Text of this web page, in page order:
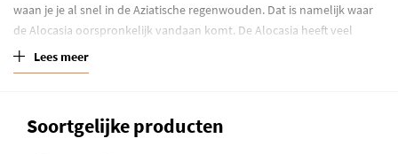
waan je je al snel in de Aziatische regenwouden. Dat is namelijk waar
de Alocasia oorspronkelijk vandaan komt. De Alocasia heeft veel
verschillende soorten en maten, maar één ding hebben ze gemeen:
prachtige grote bladeren in de vorm van een Olifantsoor. De Alocasia
door het donkere blad met witte nerven.
Lees meer
Soortgelijke producten